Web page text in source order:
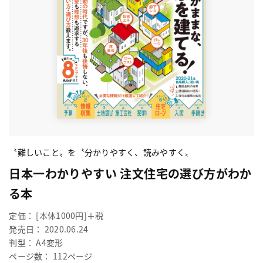
〝難しいこと〟を〝分かりやすく、読みやすく〟
日本一わかりやすい 注文住宅の選び方がわか
る本
定価： [本体1000円]＋税
発売日： 2020.06.24
判型： A4変形
ページ数： 112ページ